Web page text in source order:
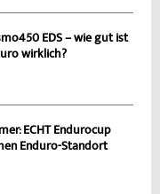
EDS – wie gut ist
wirklich?
ECHT Endurocup
Enduro-Standort